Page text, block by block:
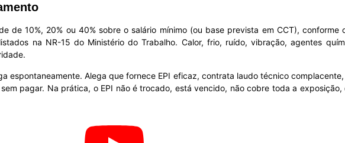
de 10%, 20% ou 40% sobre o salário mínimo (ou base prevista em CCT), conforme
na NR-15 do Ministério do Trabalho. Calor, frio, ruído, vibração, agentes
espontaneamente. Alega que fornece EPI eficaz, contrata laudo técnico
pagar. Na prática, o EPI não é trocado, está vencido, não cobre toda a